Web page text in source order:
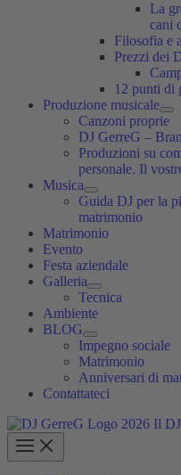
La
cani
Filosofia e
Prezzi dei
12 punti di
Produzione musicale
Canzoni proprie
DJ GerreG –
Produzioni su
personale. Il
Musica
Guida DJ per la
matrimonio
Matrimonio
Evento
Festa aziendale
Galleria
Tecnica
Ambiente
BLOG
Impegno sociale
Matrimonio
Anniversari di
Contattateci